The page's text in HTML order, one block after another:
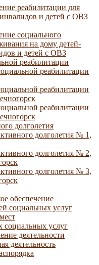
реабилитации для
и детей с ОВЗ
социального
на дому детей-
и детей с ОВЗ
реабилитации
реабилитации
реабилитации
реабилитации
долголетия
долголетия № 1,
долголетия № 2,
долголетия № 3,
обеспечение
социальных услуг
социальных услуг
деятельности
деятельность